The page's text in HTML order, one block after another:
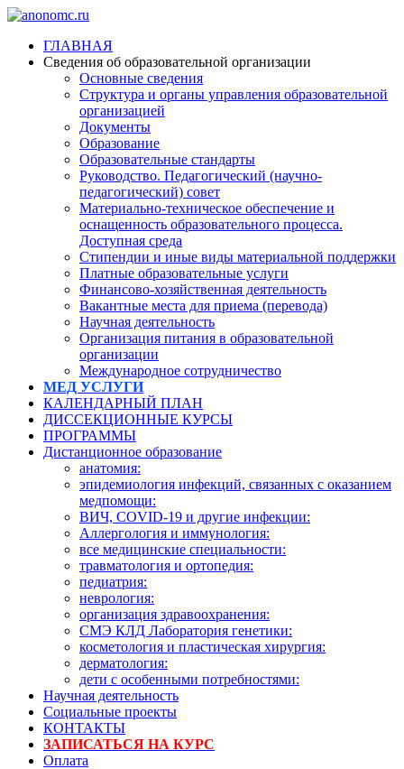
ГЛАВНАЯ
Сведения об образовательной организации
Основные сведения
Структура и органы управления образовательной
организацией
Документы
Образование
Образовательные стандарты
Руководство. Педагогический (научно-
педагогический) совет
Материально-техническое обеспечение и
оснащенность образовательного процесса.
Доступная среда
Стипендии и иные виды материальной поддержки
Платные образовательные услуги
Финансово-хозяйственная деятельность
Вакантные места для приема (перевода)
Научная деятельность
Организация питания в образовательной
организации
Международное сотрудничество
МЕД УСЛУГИ
КАЛЕНДАРНЫЙ ПЛАН
ДИССЕКЦИОННЫЕ КУРСЫ
ПРОГРАММЫ
Дистанционное образование
анатомия:
эпидемиология инфекций, связанных с оказанием
медпомощи:
ВИЧ, COVID-19 и другие инфекции:
Аллергология и иммунология:
все медицинские специальности:
травматология и ортопедия:
педиатрия:
неврология:
организация здравоохранения:
СМЭ КЛД Лаборатория генетики:
косметология и пластическая хирургия:
дерматология:
дети с особенными потребностями:
Научная деятельность
Социальные проекты
КОНТАКТЫ
ЗАПИСАТЬСЯ НА КУРС
Оплата